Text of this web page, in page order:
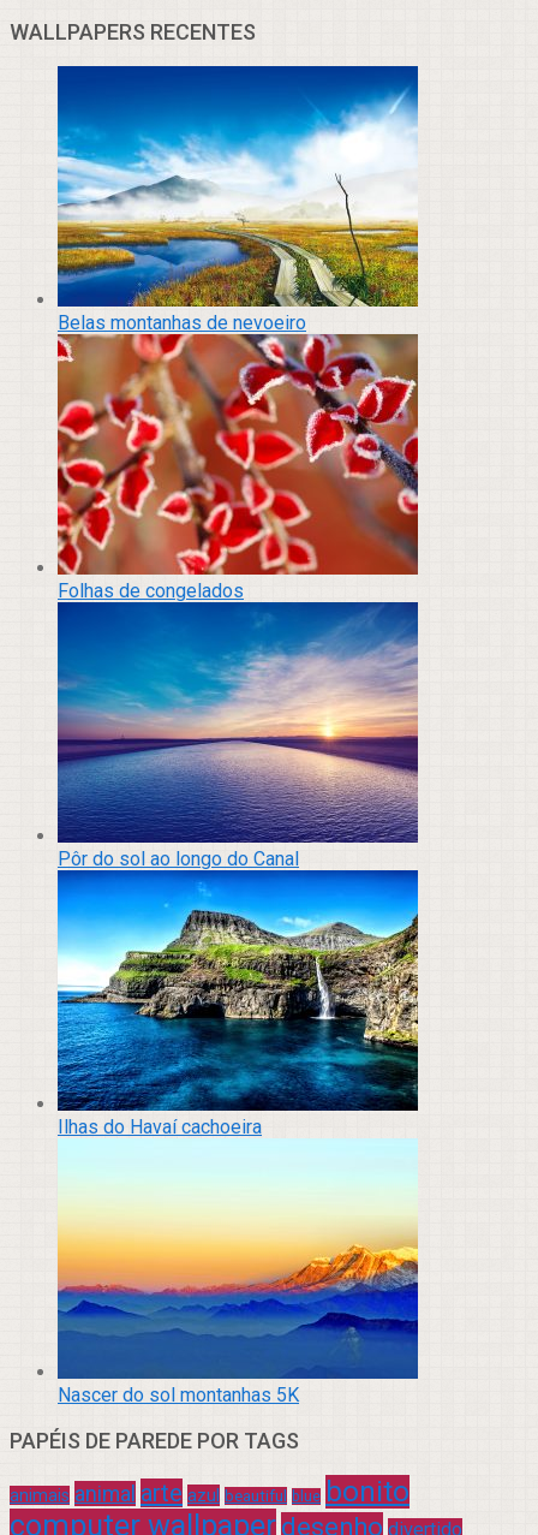
WALLPAPERS RECENTES
Belas montanhas de nevoeiro
Folhas de congelados
Pôr do sol ao longo do Canal
Ilhas do Havaí cachoeira
Nascer do sol montanhas 5K
PAPÉIS DE PAREDE POR TAGS
animais animal arte azul beautiful blue bonito
computer wallpaper desenho divertido